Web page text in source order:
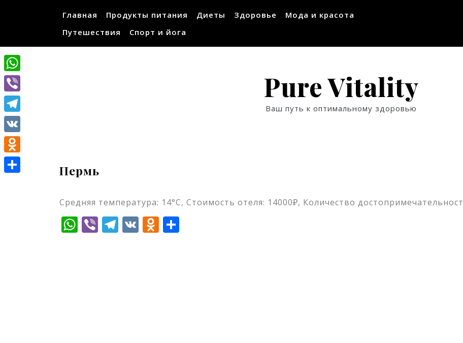
Главная Продукты питания Диеты Здоровье
Мода и красота
Путешествия
Спорт и йога
Pure Vitality
Ваш путь к оптимальному здоровью
Пермь
Средняя температура: 14°C, Стоимость отеля: 14000₽, Количество
WhatsApp
ViberTelegram
VKOdnoklassniki
WhatsApp
Viber
Telegram
VK
Odnoklassniki